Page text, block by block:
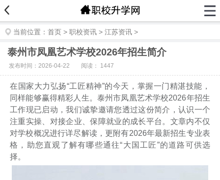
当前位置： 首页 > 职校资讯 > 江苏资讯 >
泰州市凤凰艺术学校2026年招生简介
发布时间：2026-04-22 阅读： 1447
在国家大力弘扬“工匠精神”的今天，掌握一门精湛技能，
同样能够赢得精彩人生。泰州市凤凰艺术学校2026年招生
工作现已启动，我们诚挚邀请您透过这份简介，认识一个
注重实操、对接企业、保障就业的成长平台。文章内不仅
对学校概况进行详尽解读，更附有2026年最新招生专业表
格，助您直观了解有哪些通往“大国工匠”的道路可供选
择。